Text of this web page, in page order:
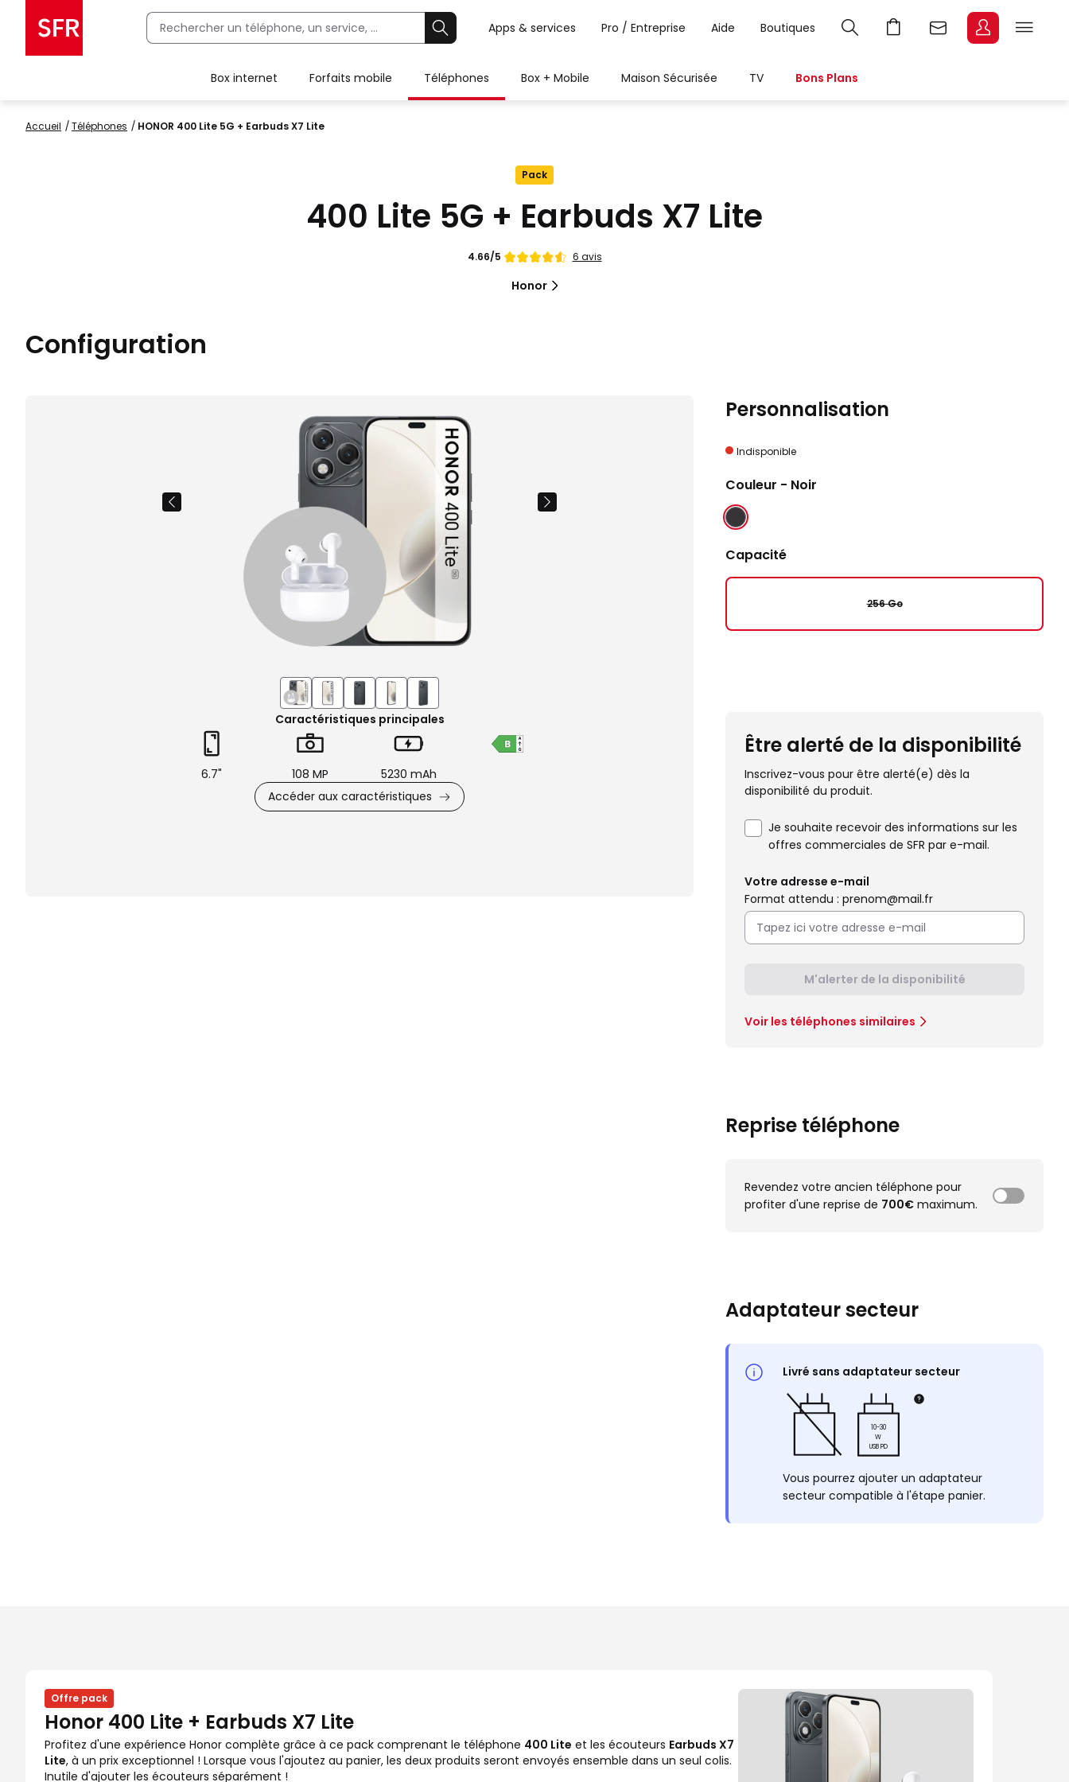
Apps & services Pro / Entreprise Aide Boutiques
Box internet Forfaits mobile Téléphones Box + Mobile Maison Sécurisée TV Bons Plans
Accueil Téléphones HONOR 400 Lite 5G + Earbuds X7 Lite
Pack
400 Lite 5G + Earbuds X7 Lite
Note
4.66/5 6 avis
Honor
Configuration
Images
du
produit
Caractéristiques principales
6.7" 108 MP
5230 mAh
Accéder aux caractéristiques
Personnalisation
Indisponible
Couleur - Noir
NOIR
Capacité
256 Go
Être alerté de la disponibilité
Inscrivez-vous pour être alerté(e) dès la
disponibilité du produit.
Je souhaite recevoir des informations sur les
offres commerciales de SFR par e-mail.
Votre adresse e-mail
Format attendu : prenom@mail.fr
M'alerter de la disponibilité
Voir les téléphones similaires
Reprise téléphone
Revendez votre ancien téléphone pour
profiter d'une reprise de 700€ maximum.
Adaptateur secteur
Livré sans adaptateur secteur
10-30
W
USB PD
Vous pourrez ajouter un adaptateur
secteur compatible à l'étape panier.
Offre pack
Honor 400 Lite + Earbuds X7 Lite
Profitez d'une expérience Honor complète grâce à ce pack comprenant le téléphone 400 Lite et les écouteurs Earbuds X7
Lite, à un prix exceptionnel ! Lorsque vous l'ajoutez au panier, les deux produits seront envoyés ensemble dans un seul colis.
Inutile d'ajouter les écouteurs séparément !